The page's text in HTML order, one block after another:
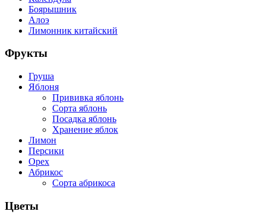
Боярышник
Алоэ
Лимонник китайский
Фрукты
Груша
Яблоня
Прививка яблонь
Сорта яблонь
Посадка яблонь
Хранение яблок
Лимон
Персики
Орех
Абрикос
Сорта абрикоса
Цветы